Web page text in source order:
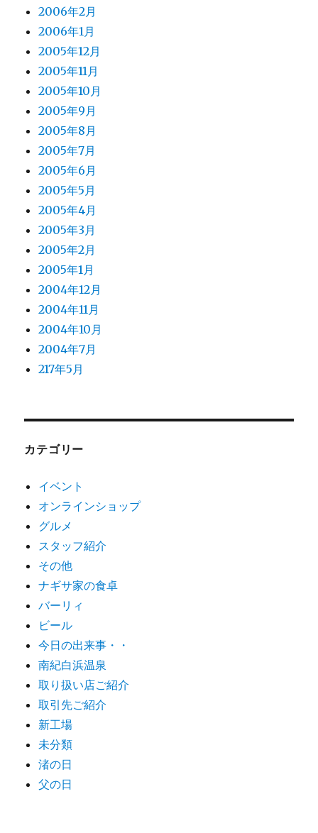
2006年2月
2006年1月
2005年12月
2005年11月
2005年10月
2005年9月
2005年8月
2005年7月
2005年6月
2005年5月
2005年4月
2005年3月
2005年2月
2005年1月
2004年12月
2004年11月
2004年10月
2004年7月
217年5月
カテゴリー
イベント
オンラインショップ
グルメ
スタッフ紹介
その他
ナギサ家の食卓
バーリィ
ビール
今日の出来事・・
南紀白浜温泉
取り扱い店ご紹介
取引先ご紹介
新工場
未分類
渚の日
父の日